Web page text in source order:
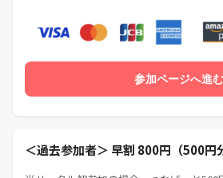
・19:25 店舗内集合
・その後、希望者でXXXX(未定)
する可能性があるので予算は4000円前後を
参加ページへ進む
＜過去参加者＞ 早割 800円（500円